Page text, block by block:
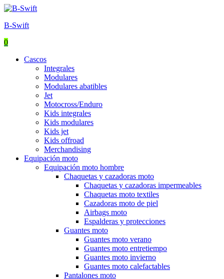
B-Swift
0
Cascos
Integrales
Modulares
Modulares abatibles
Jet
Motocross/Enduro
Kids integrales
Kids modulares
Kids jet
Kids offroad
Merchandising
Equipación moto
Equipación moto hombre
Chaquetas y cazadoras moto
Chaquetas y cazadoras impermeables
Chaquetas moto textiles
Cazadoras moto de piel
Airbags moto
Espalderas y protecciones
Guantes moto
Guantes moto verano
Guantes moto entretiempo
Guantes moto invierno
Guantes moto calefactables
Pantalones moto